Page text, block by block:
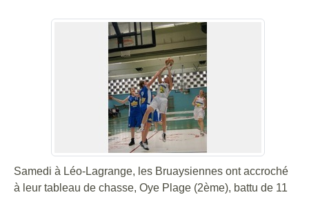
Samedi à Léo-Lagrange, les Bruaysiennes ont accroché
à leur tableau de chasse, Oye Plage (2ème), battu de 11